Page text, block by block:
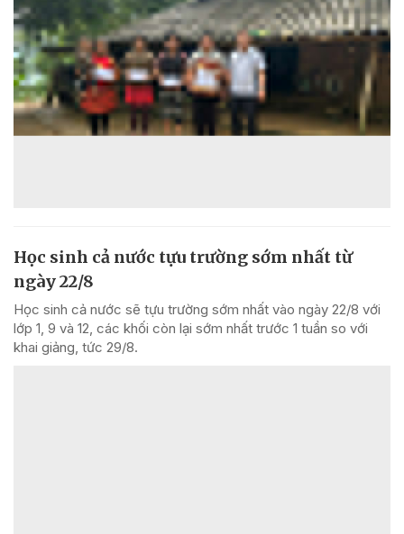
Học sinh cả nước tựu trường sớm nhất từ
ngày 22/8
Học sinh cả nước sẽ tựu trường sớm nhất vào ngày 22/8 với
lớp 1, 9 và 12, các khối còn lại sớm nhất trước 1 tuần so với
khai giảng, tức 29/8.